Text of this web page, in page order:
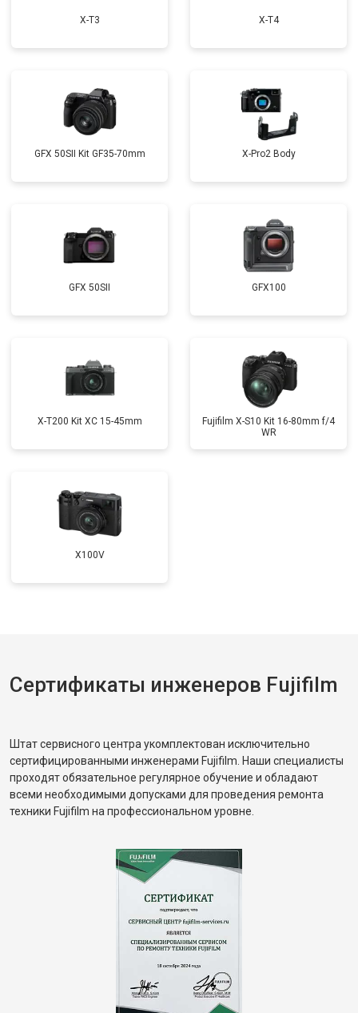
X-T3 X-T4
GFX 50SII Kit GF35-70mm X-Pro2 Body
GFX 50SII GFX100
X-T200 Kit XC 15-45mm
Fujifilm X-S10 Kit 16-80mm f/4
WR
X100V
Сертификаты инженеров Fujifilm
Штат сервисного центра укомплектован исключительно
сертифицированными инженерами Fujifilm. Наши специалисты
проходят обязательное регулярное обучение и обладают
всеми необходимыми допусками для проведения ремонта
техники Fujifilm на профессиональном уровне.